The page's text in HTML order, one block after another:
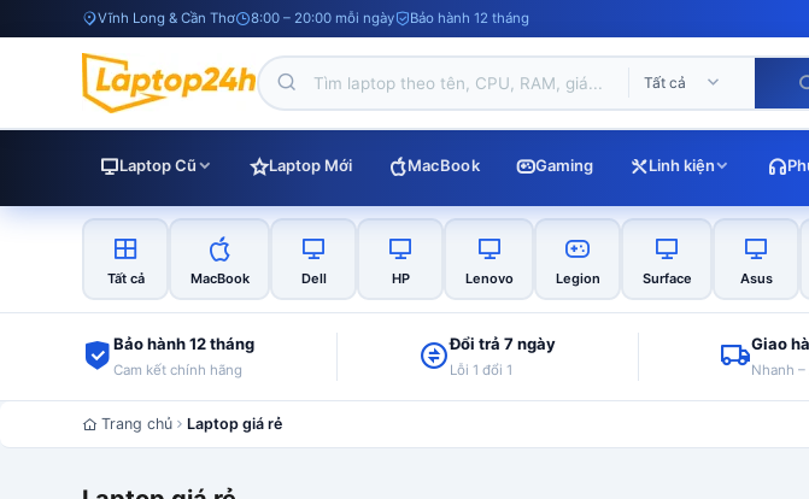
Vĩnh Long & Cần Thơ 8:00 – 20:00 mỗi ngày Bảo hành 12 tháng
Tất cả
Laptop Cũ Laptop Mới MacBook Gaming Linh kiện
Tất cả MacBook Dell HP Lenovo Legion Surface Asus
Bảo hành 12 tháng
Cam kết chính hãng
Đổi trả 7 ngày
Lỗi 1 đổi 1
Giao
Nhanh
Trang chủ Laptop giá rẻ